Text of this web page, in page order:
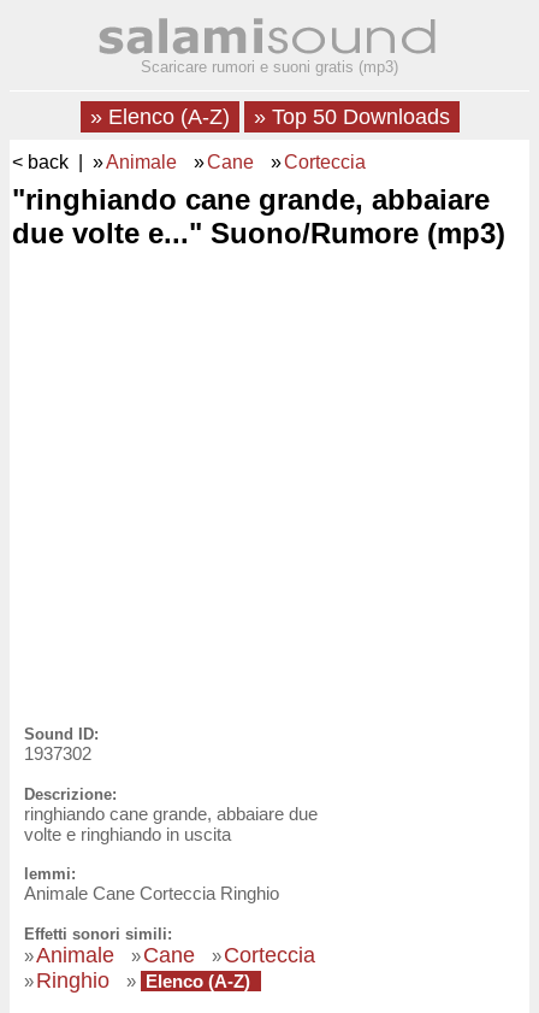
Scaricare rumori e suoni gratis (mp3)
» Elenco (A-Z) » Top 50 Downloads
< back | »Animale »Cane »Corteccia
"ringhiando cane grande, abbaiare
due volte e..." Suono/Rumore (mp3)
Sound ID:
1937302
Descrizione:
ringhiando cane grande, abbaiare due
volte e ringhiando in uscita
lemmi:
Animale Cane Corteccia Ringhio
Effetti sonori simili:
»Animale »Cane »Corteccia
»Ringhio » Elenco (A-Z)